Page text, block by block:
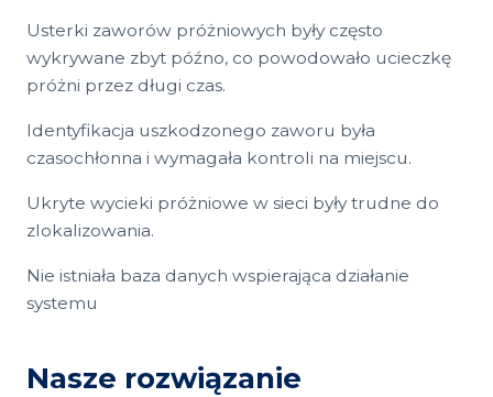
Usterki zaworów próżniowych były często
wykrywane zbyt późno, co powodowało ucieczkę
próżni przez długi czas.
Identyfikacja uszkodzonego zaworu była
czasochłonna i wymagała kontroli na miejscu.
Ukryte wycieki próżniowe w sieci były trudne do
zlokalizowania.
Nie istniała baza danych wspierająca działanie
systemu
Nasze rozwiązanie